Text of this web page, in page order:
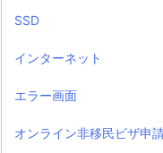
SSD
インターネット
エラー画面
オンライン非移民ビザ申